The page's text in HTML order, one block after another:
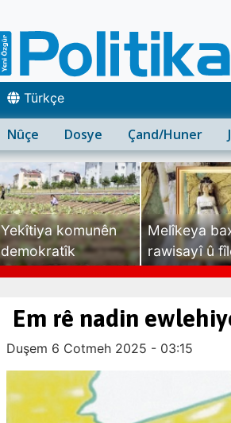
Türkçe
Nûçe Dosye Çand/Huner
Yekîtiya komunên
demokratîk
Melîkeya
rawisayî û
Em rê nadin
Duşem 6 Cotmeh 2025 - 03:15